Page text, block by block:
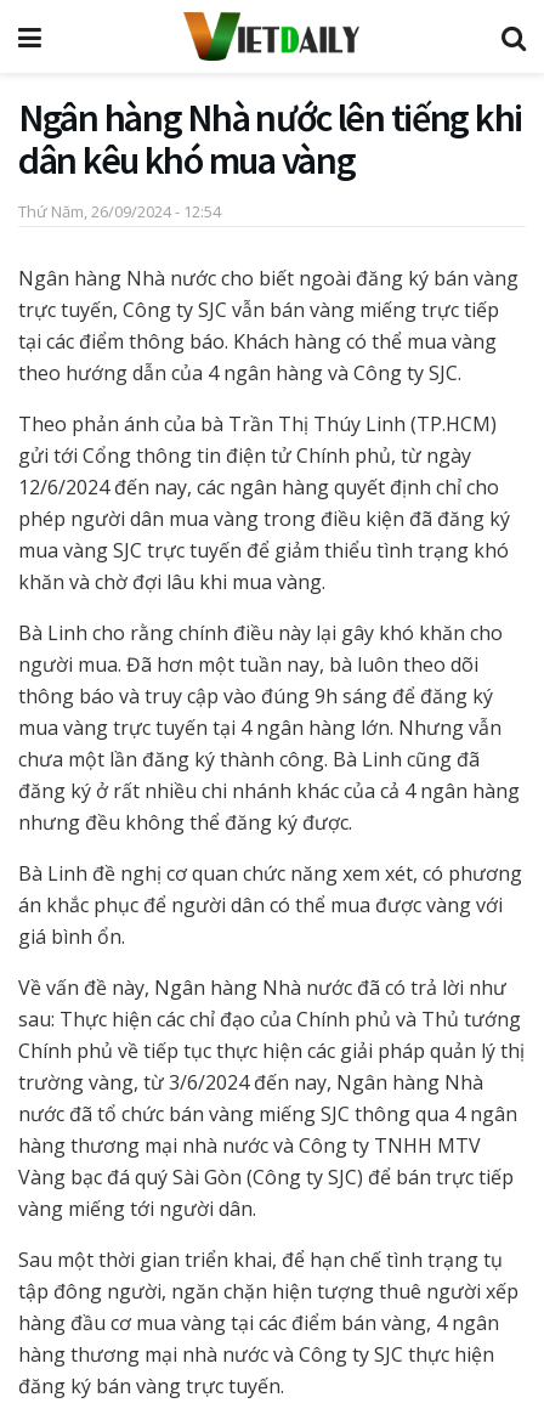
Ngân hàng Nhà nước lên tiếng khi
dân kêu khó mua vàng
Thứ Năm, 26/09/2024 - 12:54
Ngân hàng Nhà nước cho biết ngoài đăng ký bán vàng
trực tuyến, Công ty SJC vẫn bán vàng miếng trực tiếp
tại các điểm thông báo. Khách hàng có thể mua vàng
theo hướng dẫn của 4 ngân hàng và Công ty SJC.
Theo phản ánh của bà Trần Thị Thúy Linh (TP.HCM)
gửi tới Cổng thông tin điện tử Chính phủ, từ ngày
12/6/2024 đến nay, các ngân hàng quyết định chỉ cho
phép người dân mua vàng trong điều kiện đã đăng ký
mua vàng SJC trực tuyến để giảm thiểu tình trạng khó
khăn và chờ đợi lâu khi mua vàng.
Bà Linh cho rằng chính điều này lại gây khó khăn cho
người mua. Đã hơn một tuần nay, bà luôn theo dõi
thông báo và truy cập vào đúng 9h sáng để đăng ký
mua vàng trực tuyến tại 4 ngân hàng lớn. Nhưng vẫn
chưa một lần đăng ký thành công. Bà Linh cũng đã
đăng ký ở rất nhiều chi nhánh khác của cả 4 ngân hàng
nhưng đều không thể đăng ký được.
Bà Linh đề nghị cơ quan chức năng xem xét, có phương
án khắc phục để người dân có thể mua được vàng với
giá bình ổn.
Về vấn đề này, Ngân hàng Nhà nước đã có trả lời như
sau: Thực hiện các chỉ đạo của Chính phủ và Thủ tướng
Chính phủ về tiếp tục thực hiện các giải pháp quản lý thị
trường vàng, từ 3/6/2024 đến nay, Ngân hàng Nhà
nước đã tổ chức bán vàng miếng SJC thông qua 4 ngân
hàng thương mại nhà nước và Công ty TNHH MTV
Vàng bạc đá quý Sài Gòn (Công ty SJC) để bán trực tiếp
vàng miếng tới người dân.
Sau một thời gian triển khai, để hạn chế tình trạng tụ
tập đông người, ngăn chặn hiện tượng thuê người xếp
hàng đầu cơ mua vàng tại các điểm bán vàng, 4 ngân
hàng thương mại nhà nước và Công ty SJC thực hiện
đăng ký bán vàng trực tuyến.